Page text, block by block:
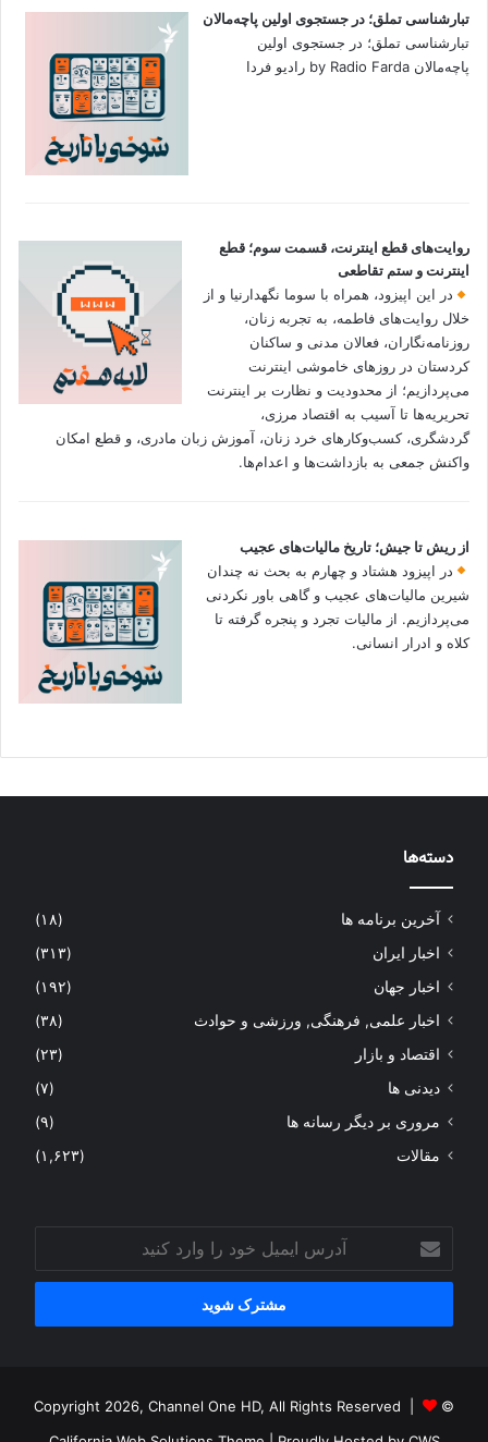
تبارشناسی تملق؛ در جستجوی اولین‌ پاچه‌مالان
تبارشناسی تملق؛ در جستجوی اولین‌
پاچه‌مالان by Radio Farda رادیو فردا
روایت‌های قطع اینترنت، قسمت سوم؛ قطع
اینترنت و ستم تقاطعی
در این اپیزود، همراه با سوما نگهدارنیا و از
خلال روایت‌های فاطمه، به تجربه زنان،
روزنامه‌نگاران، فعالان مدنی و ساکنان
کردستان در روزهای خاموشی اینترنت
می‌پردازیم؛ از محدودیت و نظارت بر اینترنت
تحریریه‌ها تا آسیب به اقتصاد مرزی،
گردشگری، کسب‌وکارهای خرد زنان، آموزش زبان مادری، و قطع امکان
واکنش جمعی به بازداشت‌ها و اعدام‌ها.
از ریش تا جیش؛ تاریخ مالیات‌های عجیب
در اپیزود هشتاد و چهارم به بحث نه چندان
شیرین مالیات‌های عجیب و گاهی باور نکردنی‌
می‌پردازیم. از مالیات تجرد و پنجره گرفته تا
کلاه و ادرار انسانی.
دسته‌ها
آخرین برنامه ها
(۱۸)
اخبار ایران
(۳۱۳)
اخبار جهان
(۱۹۲)
اخبار علمی, فرهنگی, ورزشی و حوادث
(۳۸)
اقتصاد و بازار
(۲۳)
دیدنی ها
(۷)
مروری بر دیگر رسانه ها
(۹)
مقالات
(۱,۶۲۳)
آدرس
ایمیل
خود
وارد
© Copyright 2026, Channel One HD, All Rights Reserved |